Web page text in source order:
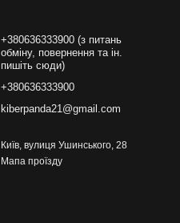
+380636333900 (з питань
обміну, повернення та ін.
пишіть сюди)
+380636333900
kiberpanda21@gmail.com
Київ, вулиця Ушинського, 28
Мапа проїзду